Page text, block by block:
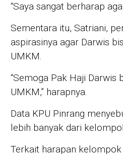
“Saya sangat berharap
Sementara itu, Satriani,
aspirasinya agar Darwis
UMKM.
“Semoga Pak Haji
UMKM,” harapnya.
Data KPU Pinrang
lebih banyak dari
Terkait harapan